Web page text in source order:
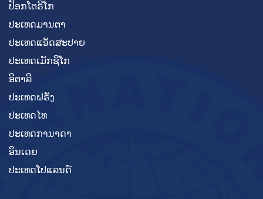
ປັອກໂຕຣິໂກ
ປະເທດມານຕາ
ປະເທດແອັດສະປາຍ
ປະເທດເມັກຊິໂກ
ອິຕາລີ
ປະເທດຝຣັ່ງ
ປະເທດໄທ
ປະເທດການາດາ
ອິນເດຍ
ປະເທດໂປແລນດ໌